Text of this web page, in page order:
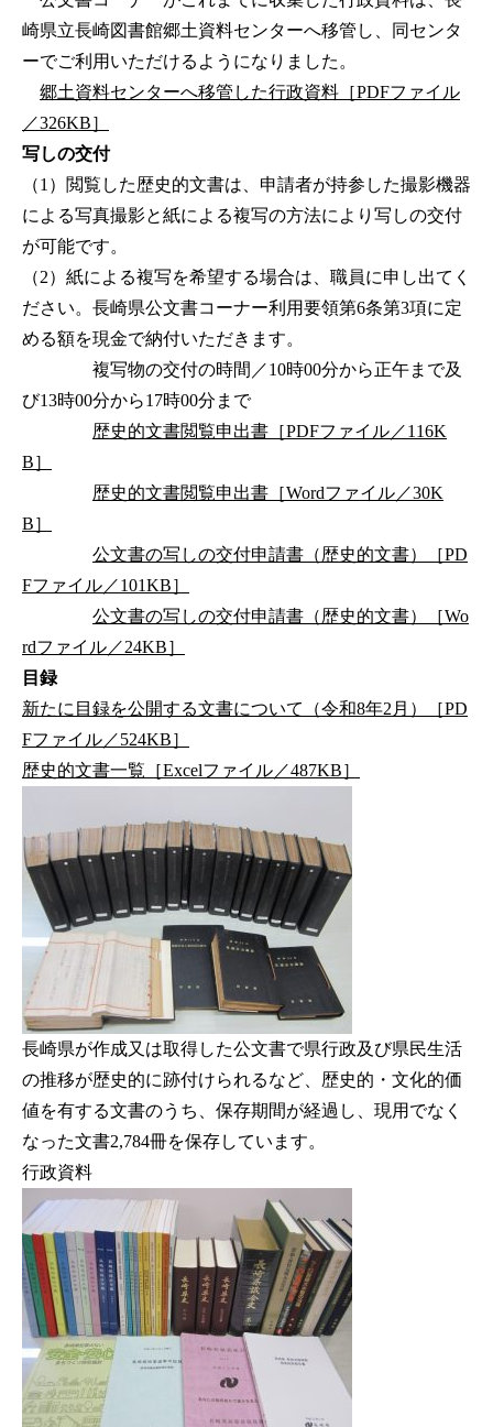
崎県立長崎図書館郷土資料センターへ移管し、同センタ
ーでご利用いただけるようになりました。
郷土資料センターへ移管した行政資料［PDFファイル
／326KB］
写しの交付
（1）閲覧した歴史的文書は、申請者が持参した撮影機器
による写真撮影と紙による複写の方法により写しの交付
が可能です。
（2）紙による複写を希望する場合は、職員に申し出てく
ださい。長崎県公文書コーナー利用要領第6条第3項に定
める額を現金で納付いただきます。
複写物の交付の時間／10時00分から正午まで及
び13時00分から17時00分まで
歴史的文書閲覧申出書［PDFファイル／116K
B］
歴史的文書閲覧申出書［Wordファイル／30K
B］
公文書の写しの交付申請書（歴史的文書）［PD
Fファイル／101KB］
公文書の写しの交付申請書（歴史的文書）［Wo
rdファイル／24KB］
目録
新たに目録を公開する文書について（令和8年2月）［PD
Fファイル／524KB］
歴史的文書一覧［Excelファイル／487KB］
長崎県が作成又は取得した公文書で県行政及び県民生活
の推移が歴史的に跡付けられるなど、歴史的・文化的価
値を有する文書のうち、保存期間が経過し、現用でなく
なった文書2,784冊を保存しています。
行政資料